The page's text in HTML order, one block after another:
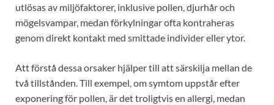
utlösas av miljöfaktorer, inklusive pollen, djurhår och
mögelsvampar, medan förkylningar ofta kontraheras
genom direkt kontakt med smittade individer eller ytor.
Att förstå dessa orsaker hjälper till att särskilja mellan de
två tillstånden. Till exempel, om symtom uppstår efter
exponering för pollen, är det troligtvis en allergi, medan